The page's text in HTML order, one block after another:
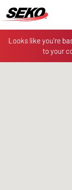
Looks like you’re
to your